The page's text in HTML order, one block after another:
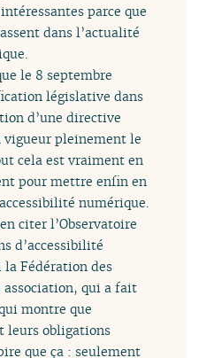
parce que
dans l’actualité
le 8 septembre
législative dans
d’une directive
vigueur pleinement le
cela est vraiment en
pour mettre enfin en
numérique.
citer l’Observatoire
d’accessibilité
la Fédération des
association, qui a fait
montre que
leurs obligations
que ça : seulement